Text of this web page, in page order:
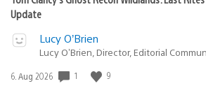
Update
Lucy O’Brien
Lucy O’Brien, Director, Editorial
Veröffentlichungsdatum:
6. Aug 2026 1 9